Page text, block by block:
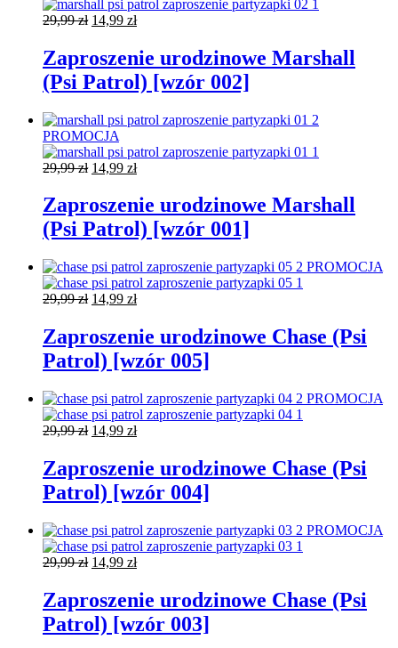
29,99zł Pierwotna
wynosiła:
29,99 zł.
14,99 złAktualna
wynosi:
14,99 zł.
Zaproszenie urodzinowe Marshall
(Psi Patrol) [wzór 002]
PROMOCJA
29,99zł Pierwotna
wynosiła:
29,99 zł.
14,99 złAktualna
wynosi:
14,99 zł.
Zaproszenie urodzinowe Marshall
(Psi Patrol) [wzór 001]
PROMOCJA
29,99zł Pierwotna
wynosiła:
29,99 zł.
14,99 złAktualna
wynosi:
14,99 zł.
Zaproszenie urodzinowe Chase (Psi
Patrol) [wzór 005]
PROMOCJA
29,99zł Pierwotna
wynosiła:
29,99 zł.
14,99 złAktualna
wynosi:
14,99 zł.
Zaproszenie urodzinowe Chase (Psi
Patrol) [wzór 004]
PROMOCJA
29,99zł Pierwotna
wynosiła:
29,99 zł.
14,99 złAktualna
wynosi:
14,99 zł.
Zaproszenie urodzinowe Chase (Psi
Patrol) [wzór 003]